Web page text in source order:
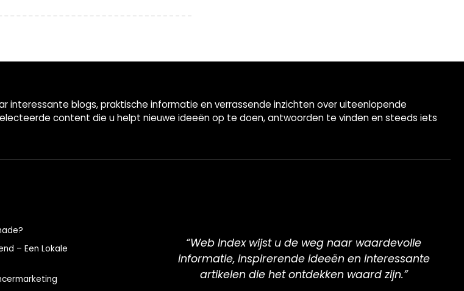
interessante blogs, praktische informatie en verrassende inzichten over uiteenlopende
content die u helpt nieuwe ideeën op te doen, antwoorden te vinden en steeds iets
– Een Lokale
“Web Index wijst u de weg naar waardevolle
informatie, inspirerende ideeën en interessante
artikelen die het ontdekken waard zijn.”